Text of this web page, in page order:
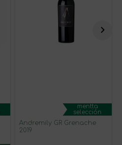
mentta
selección
Andremily GR Grenache
2019